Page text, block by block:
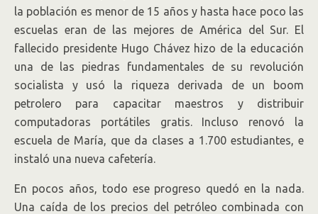
la población es menor de 15 años y hasta hace poco las
escuelas eran de las mejores de América del Sur. El
fallecido presidente Hugo Chávez hizo de la educación
una de las piedras fundamentales de su revolución
socialista y usó la riqueza derivada de un boom
petrolero para capacitar maestros y distribuir
computadoras portátiles gratis. Incluso renovó la
escuela de María, que da clases a 1.700 estudiantes, e
instaló una nueva cafetería.
En pocos años, todo ese progreso quedó en la nada.
Una caída de los precios del petróleo combinada con